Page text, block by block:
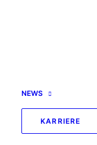
NEWS
KARRIERE
Sonstiges
Unkategorisiert